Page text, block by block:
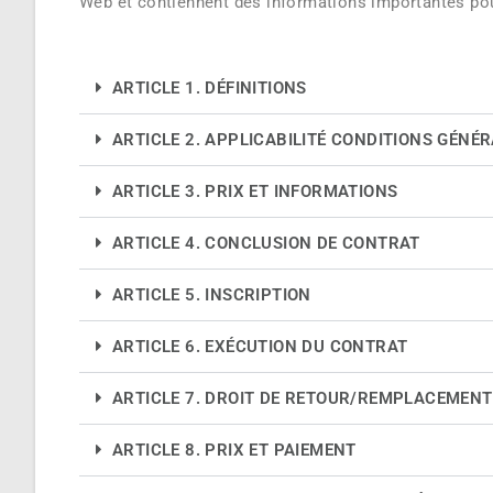
ARTICLE 1. DÉFINITIONS
ARTICLE 2. APPLICABILITÉ CONDITIONS
ARTICLE 3. PRIX ET INFORMATIONS
ARTICLE 4. CONCLUSION DE CONTRAT
ARTICLE 5. INSCRIPTION
ARTICLE 6. EXÉCUTION DU CONTRAT
ARTICLE 7. DROIT DE RETOUR/REMPLACEMENT
ARTICLE 8. PRIX ET PAIEMENT